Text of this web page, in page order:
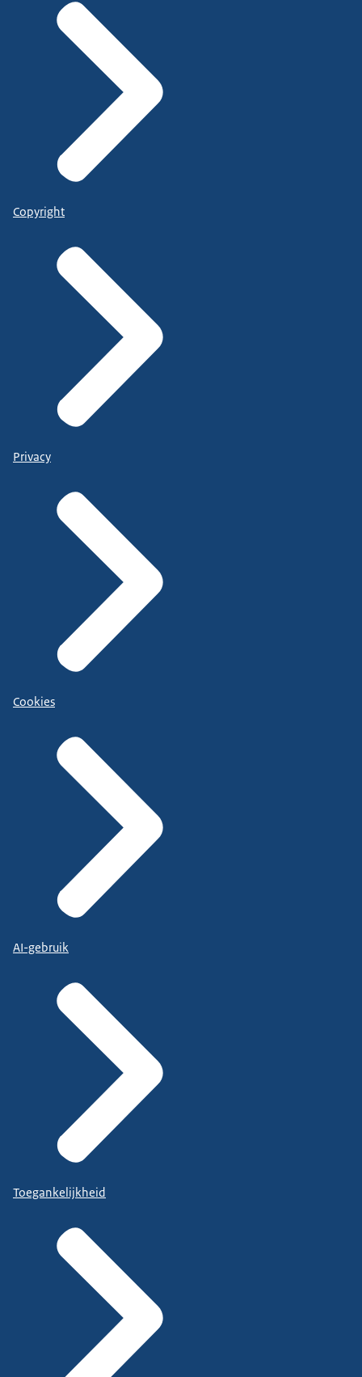
Copyright
Privacy
Cookies
AI-gebruik
Toegankelijkheid